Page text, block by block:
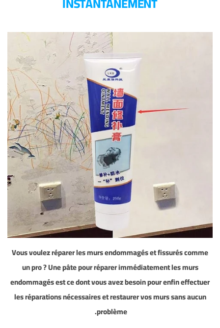
Vous voulez réparer les murs endommagés et fissurés comme
un pro ? Une pâte pour réparer immédiatement les murs
endommagés est ce dont vous avez besoin pour enfin effectuer
les réparations nécessaires et restaurer vos murs sans aucun
problème.